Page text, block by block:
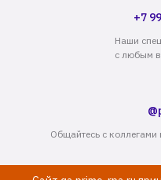
+7
Наши
с любым
Общайтесь с коллегами